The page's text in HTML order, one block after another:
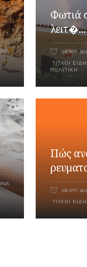
Φωτιά
λειτ�...
08 ΑΥΓ
ΤΊΤΛΟΙ
ΠΟΛΙΤΙΚΉ
Πώς
08 ΑΥΓ
ΤΊΤΛΟΙ